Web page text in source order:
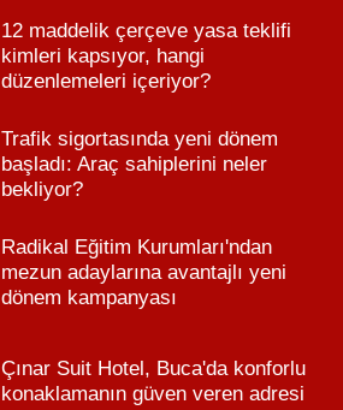
12 maddelik çerçeve yasa teklifi
kimleri kapsıyor, hangi
düzenlemeleri içeriyor?
Trafik sigortasında yeni dönem
başladı: Araç sahiplerini neler
bekliyor?
Radikal Eğitim Kurumları'ndan
mezun adaylarına avantajlı yeni
dönem kampanyası
Çınar Suit Hotel, Buca'da konforlu
konaklamanın güven veren adresi